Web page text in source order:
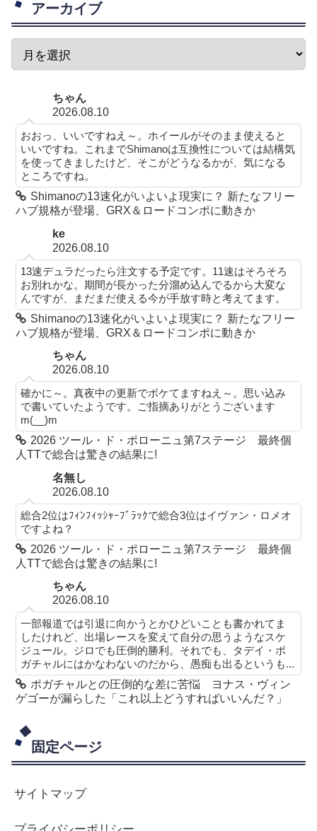
アーカイブ
ちゃん
2026.08.10
おおっ、いいですねえ～。ホイールがそのまま使えると
いいですね。これまでShimanoは互換性については結構気
を使ってきましたけど、そこがどうなるかが、気になる
ところですね。
Shimanoの13速化がいよいよ現実に？ 新たなフリー
ハブ規格が登場、GRX＆ロードコンポに動きか
ke
2026.08.10
13速デュラだったら注文する予定です。11速はそろそろ
お別れかな。期間が長かった分溜め込んでるから大変な
んですが、まだまだ使える今が手放す時と考えてます。
Shimanoの13速化がいよいよ現実に？ 新たなフリー
ハブ規格が登場、GRX＆ロードコンポに動きか
ちゃん
2026.08.10
確かに～。真夜中の更新でボケてますねえ～。思い込み
で書いていたようです。ご指摘ありがとうございます
m(__)m
2026 ツール・ド・ポローニュ第7ステージ 最終個
人TTで総合は驚きの結果に!
名無し
2026.08.10
総合2位はﾌｨﾝﾌｨｯｼｬｰﾌﾞﾗｯｸで総合3位はイヴァン・ロメオ
ですよね？
2026 ツール・ド・ポローニュ第7ステージ 最終個
人TTで総合は驚きの結果に!
ちゃん
2026.08.10
一部報道では引退に向かうとかひどいことも書かれてま
したけれど、出場レースを変えて自分の思うようなスケ
ジュール。ジロでも圧倒的勝利。それでも、タデイ・ポ
ガチャルにはかなわないのだから、愚痴も出るというも...
ポガチャルとの圧倒的な差に苦悩 ヨナス・ヴィン
ゲゴーが漏らした「これ以上どうすればいいんだ？」
固定ページ
サイトマップ